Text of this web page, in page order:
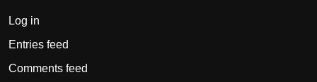
Log in
Entries feed
Comments feed